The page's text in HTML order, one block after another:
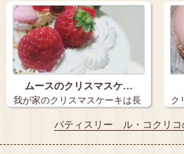
ムースのクリスマスケ…
我が家のクリスマスケーキは長
野市七瀬のパ…
ク
パティスリー ル・コクリコ